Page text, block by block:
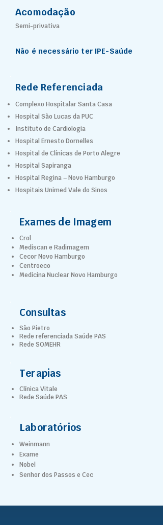
Acomodação
Semi-privativa
Não é necessário ter IPE-Saúde
Rede Referenciada
Complexo Hospitalar Santa Casa
Hospital São Lucas da PUC
Instituto de Cardiologia
Hospital Ernesto Dornelles
Hospital de Clínicas de Porto Alegre
Hospital Sapiranga
Hospital Regina – Novo Hamburgo
Hospitais Unimed Vale do Sinos
Exames de Imagem
Crol
Mediscan e Radimagem
Cecor Novo Hamburgo
Centroeco
Medicina Nuclear Novo Hamburgo
Consultas
São Pietro
Rede referenciada Saúde PAS
Rede SOMEHR
Terapias
Clínica Vitale
Rede Saúde PAS
Laboratórios
Weinmann
Exame
Nobel
Senhor dos Passos e Cec